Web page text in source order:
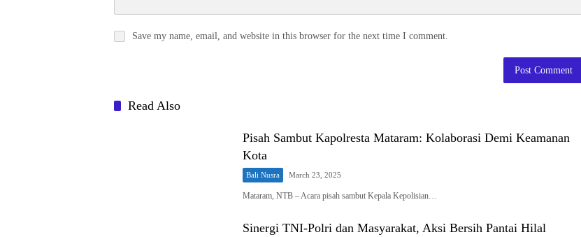
Save my name, email, and website in this browser for the next time I comment.
Read Also
Pisah Sambut Kapolresta Mataram: Kolaborasi Demi Keamanan
Kota
Bali Nusra March 23, 2025
Mataram, NTB – Acara pisah sambut Kepala Kepolisian…
Sinergi TNI-Polri dan Masyarakat, Aksi Bersih Pantai Hilal